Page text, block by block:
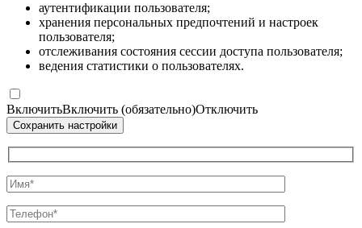
аутентификации пользователя;
хранения персональных предпочтений и настроек
пользователя;
отслеживания состояния сессии доступа пользователя;
ведения статистики о пользователях.
ВключитьВключить (обязательно)Отключить